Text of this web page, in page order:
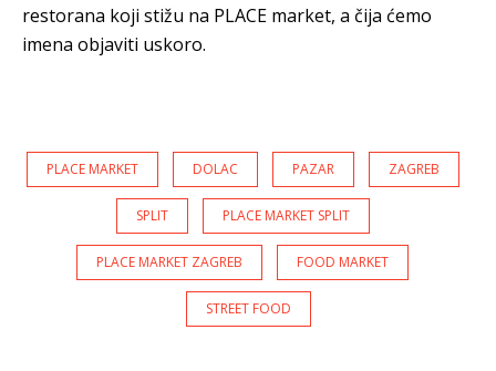
restorana koji stižu na PLACE market, a čija ćemo
imena objaviti uskoro.
PLACE MARKET DOLAC PAZAR ZAGREB
SPLIT PLACE MARKET SPLIT
PLACE MARKET ZAGREB FOOD MARKET
STREET FOOD